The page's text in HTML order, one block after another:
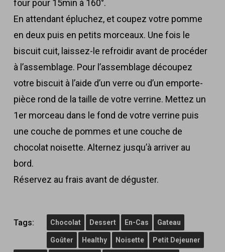
four pour 15min à 160°.
En attendant épluchez, et coupez votre pomme
en deux puis en petits morceaux. Une fois le
biscuit cuit, laissez-le refroidir avant de procéder
à l’assemblage. Pour l’assemblage découpez
votre biscuit à l’aide d’un verre ou d’un emporte-
pièce rond de la taille de votre verrine. Mettez un
1er morceau dans le fond de votre verrine puis
une couche de pommes et une couche de
chocolat noisette. Alternez jusqu’à arriver au
bord.
Réservez au frais avant de déguster.
Tags: Chocolat Dessert En-Cas Gateau
Goûter Healthy Noisette Petit Dejeuner